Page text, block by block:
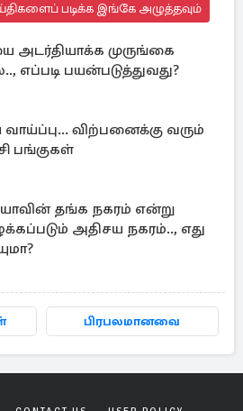
படிக்க இங்கே அழுத்தவும்
அடர்தியாக்க முருங்கை
எப்படி பயன்படுத்துவது?
வாய்ப்பு... விற்பனைக்கு வரும்
பங்குகள்
தங்க நகரம் என்று
அதிசய நகரம்.., எது
பிரபலமானவை